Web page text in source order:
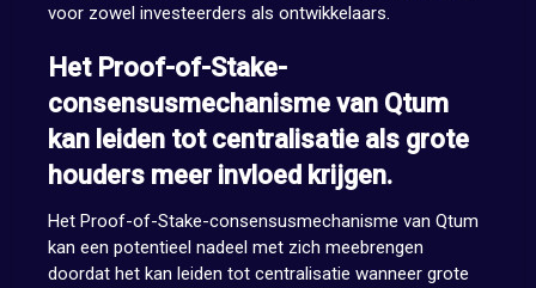
voor zowel investeerders als ontwikkelaars.
Het Proof-of-Stake-
consensusmechanisme van Qtum
kan leiden tot centralisatie als grote
houders meer invloed krijgen.
Het Proof-of-Stake-consensusmechanisme van Qtum
kan een potentieel nadeel met zich meebrengen
doordat het kan leiden tot centralisatie wanneer grote